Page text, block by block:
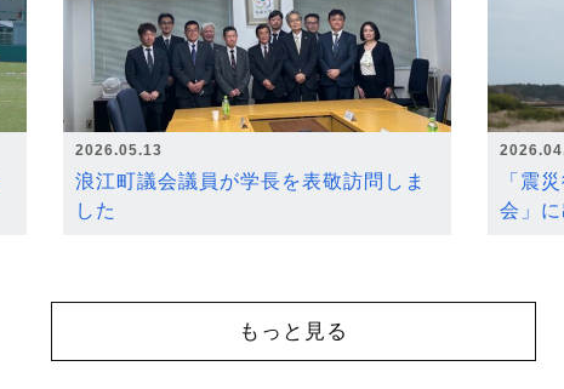
2026.05.13
浪江町議会議員が学長を表敬訪問しま
した
「震
会」
もっと見る